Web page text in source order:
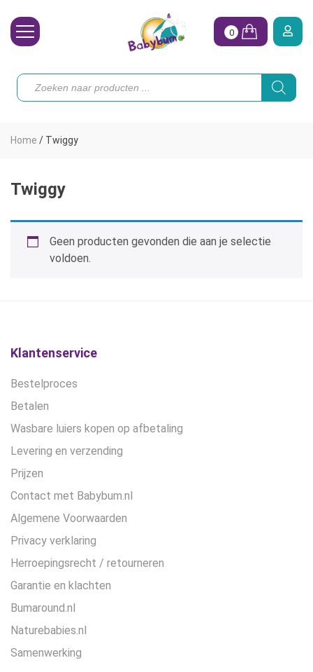
Toebehoren
Koopjes
Hoe begin ik?
0
Producten
zoeken
Home / Twiggy
Twiggy
Geen producten gevonden die aan je selectie
voldoen.
Klantenservice
Bestelproces
Betalen
Wasbare luiers kopen op afbetaling
Levering en verzending
Prijzen
Contact met Babybum.nl
Algemene Voorwaarden
Privacy verklaring
Herroepingsrecht / retourneren
Garantie en klachten
Bumaround.nl
Naturebabies.nl
Samenwerking